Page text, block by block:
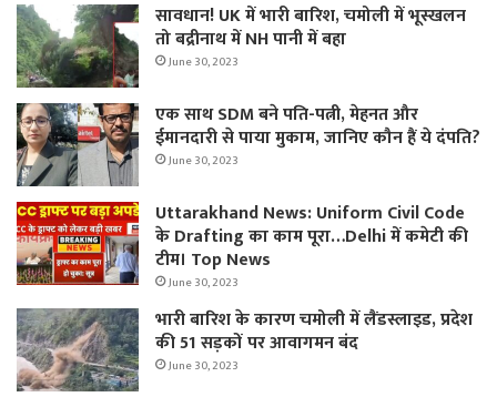
सावधान! UK में भारी बारिश, चमोली में भूस्‍खलन
तो बद्रीनाथ में NH पानी में बहा
June 30, 2023
एक साथ SDM बने पति-पत्नी, मेहनत और
ईमानदारी से पाया मुकाम, जानिए कौन हैं ये दंपति?
June 30, 2023
Uttarakhand News: Uniform Civil Code
के Drafting का काम पूरा…Delhi में कमेटी की
टीम। Top News
June 30, 2023
भारी बारिश के कारण चमोली में लैंडस्लाइड, प्रदेश
की 51 सड़कों पर आवागमन बंद
June 30, 2023